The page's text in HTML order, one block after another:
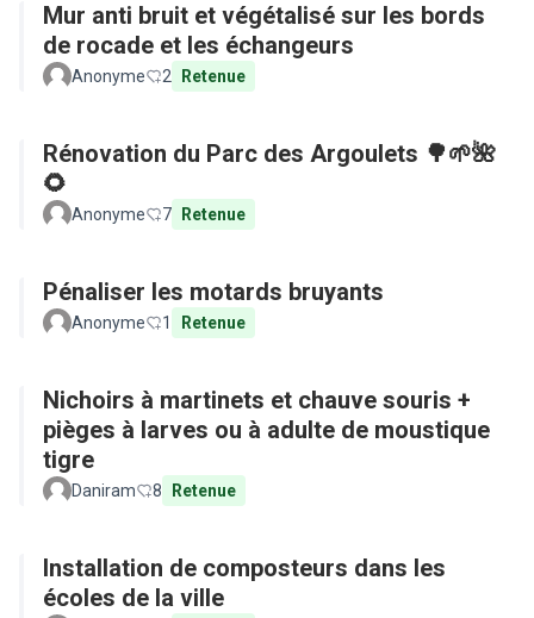
Mur anti bruit et végétalisé sur les bords
de rocade et les échangeurs
Anonyme 2 Retenue
Rénovation du Parc des Argoulets 🌳🌱🌺
🌻
Anonyme 7 Retenue
Pénaliser les motards bruyants
Anonyme 1 Retenue
Nichoirs à martinets et chauve souris +
pièges à larves ou à adulte de moustique
tigre
Daniram 8 Retenue
Installation de composteurs dans les
écoles de la ville